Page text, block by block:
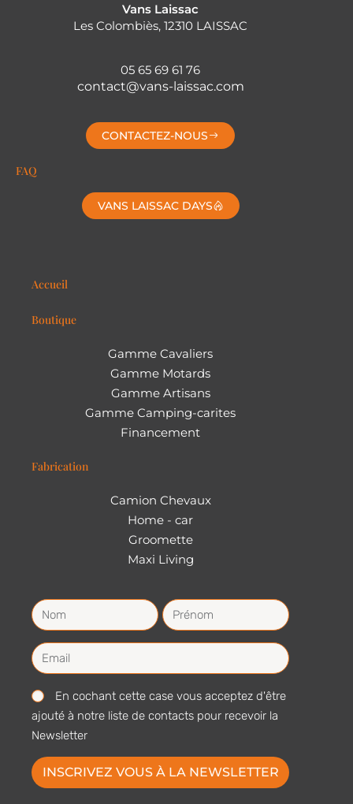
Vans Laissac
Les Colombiès, 12310 LAISSAC
05 65 69 61 76
contact@vans-laissac.com
CONTACTEZ-NOUS
FAQ
VANS LAISSAC DAYS
Accueil
Boutique
Gamme Cavaliers
Gamme Motards
Gamme Artisans
Gamme Camping-carites
Financement
Fabrication
Camion Chevaux
Home - car
Groomette
Maxi Living
En cochant cette case vous acceptez d'être
ajouté à notre liste de contacts pour recevoir la
Newsletter
INSCRIVEZ VOUS À LA NEWSLETTER